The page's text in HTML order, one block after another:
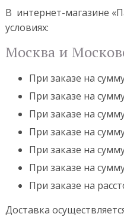
В интернет-магазине
условиях:
Москва и
При заказе на
При заказе на
При заказе на
При заказе на
При заказе на
При заказе на
При заказе на
Доставка